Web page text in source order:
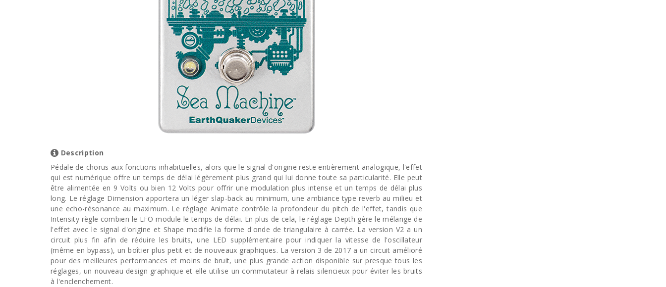
Description
Pédale de chorus aux fonctions inhabituelles, alors que le signal d'origine reste entièrement analogique, l'effet
qui est numérique offre un temps de délai légèrement plus grand qui lui donne toute sa particularité. Elle peut
être alimentée en 9 Volts ou bien 12 Volts pour offrir une modulation plus intense et un temps de délai plus
long. Le réglage Dimension apportera un léger slap-back au minimum, une ambiance type reverb au milieu et
une echo-résonance au maximum. Le réglage Animate contrôle la profondeur du pitch de l'effet, tandis que
Intensity règle combien le LFO module le temps de délai. En plus de cela, le réglage Depth gère le mélange de
l'effet avec le signal d'origine et Shape modifie la forme d'onde de triangulaire à carrée. La version V2 a un
circuit plus fin afin de réduire les bruits, une LED supplémentaire pour indiquer la vitesse de l'oscillateur
(même en bypass), un boîtier plus petit et de nouveaux graphiques. La version 3 de 2017 a un circuit amélioré
pour des meilleures performances et moins de bruit, une plus grande action disponible sur presque tous les
réglages, un nouveau design graphique et elle utilise un commutateur à relais silencieux pour éviter les bruits
à l'enclenchement.